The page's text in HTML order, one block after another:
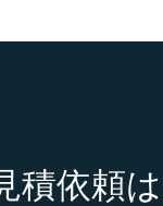
積依頼は